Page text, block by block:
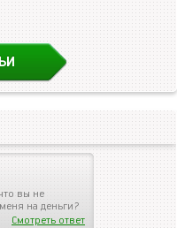
вы не
на деньги?
Смотреть ответ